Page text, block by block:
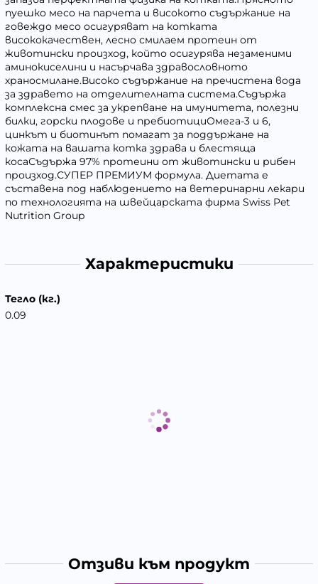
пуешко месо на парчета и високото съдържание на
говеждо месо осигуряват на котката
висококачествен, лесно смилаем протеин от
животински произход, който осигурява незаменими
аминокиселини и насърчава здравословното
храносмилане.Високо съдържание на пречистена вода
за здравето на отделителната система.Съдържа
комплексна смес за укрепване на имунитета, полезни
билки, горски плодове и пребиотициОмега-3 и 6,
цинкът и биотинът помагат за поддържане на
кожата на вашата котка здрава и блестяща
косаСъдържа 97% протеини от животински и рибен
произход.СУПЕР ПРЕМИУМ формула. Диетата е
съставена под наблюдението на ветеринарни лекари
по технологията на швейцарската фирма Swiss Pet
Nutrition Group
Характеристики
Тегло (кг.)
0.09
Отзиви към продукт